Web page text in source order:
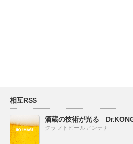
相互RSS
酒蔵の技術が光る
クラフトビールアンテナ